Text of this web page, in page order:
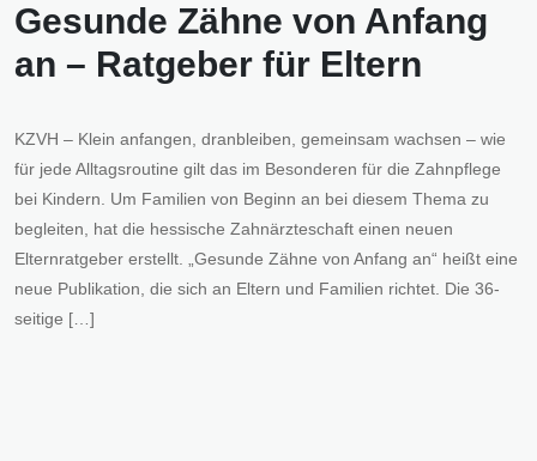
Gesunde Zähne von Anfang
an – Ratgeber für Eltern
KZVH – Klein anfangen, dranbleiben, gemeinsam wachsen – wie
für jede Alltagsroutine gilt das im Besonderen für die Zahnpflege
bei Kindern. Um Familien von Beginn an bei diesem Thema zu
begleiten, hat die hessische Zahnärzteschaft einen neuen
Elternratgeber erstellt. „Gesunde Zähne von Anfang an“ heißt eine
neue Publikation, die sich an Eltern und Familien richtet. Die 36-
seitige […]